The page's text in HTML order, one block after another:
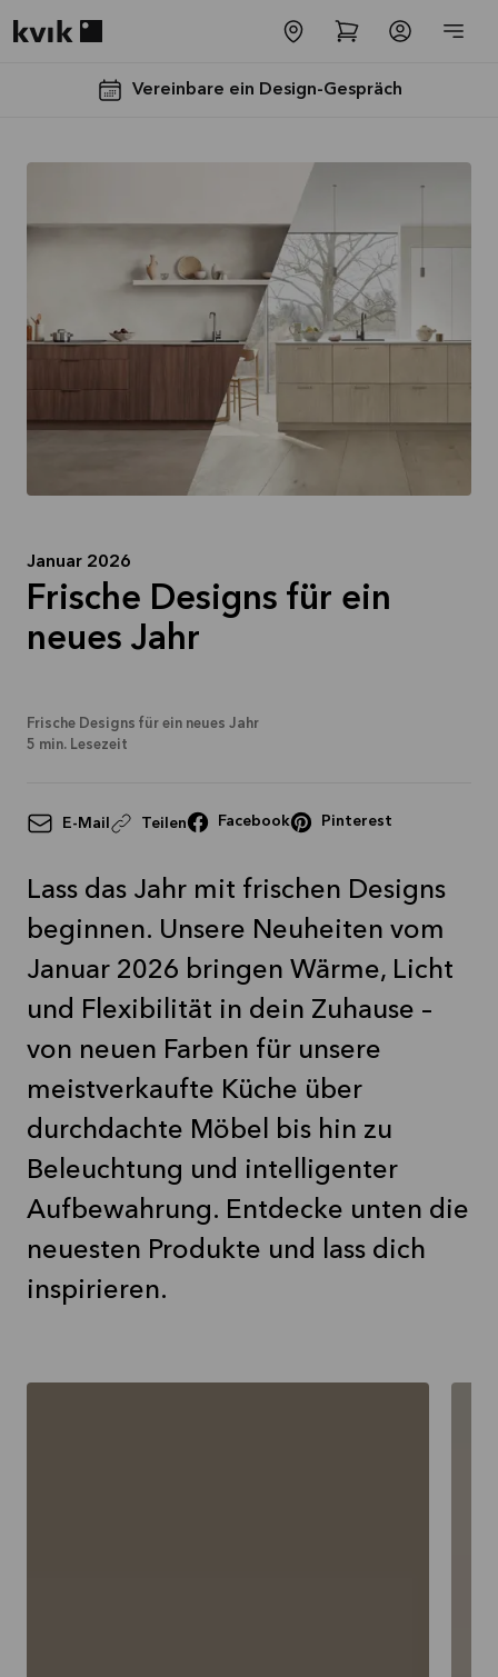
Vereinbare ein Design-Gespräch
Spare jetzt 40
% auf alle
Angebot gültig bis
Mehr
Januar 2026
Frische Designs für ein
neues Jahr
Frische Designs für ein neues Jahr
5 min. Lesezeit
E-Mail Teilen Facebook Pinterest
Lass das Jahr mit frischen Designs
beginnen. Unsere Neuheiten vom
Januar 2026 bringen Wärme, Licht
und Flexibilität in dein Zuhause –
von neuen Farben für unsere
meistverkaufte Küche über
durchdachte Möbel bis hin zu
Beleuchtung und intelligenter
Aufbewahrung. Entdecke unten die
neuesten Produkte und lass dich
inspirieren.